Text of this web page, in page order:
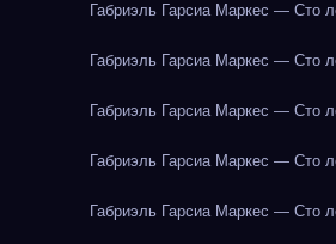
Габриэль Гарсиа Маркес — Сто
Габриэль Гарсиа Маркес — Сто
Габриэль Гарсиа Маркес — Сто
Габриэль Гарсиа Маркес — Сто
Габриэль Гарсиа Маркес — Сто